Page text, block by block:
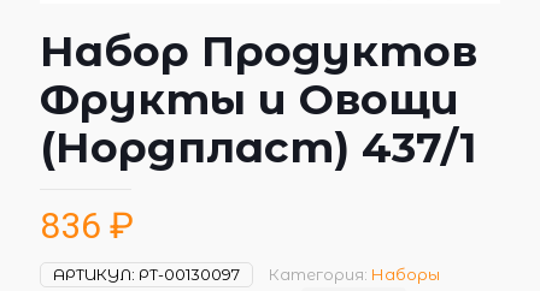
Набор Продуктов
Фрукты и Овощи
(Нордпласт) 437/1
836 ₽
АРТИКУЛ: РТ-00130097 Категория: Наборы